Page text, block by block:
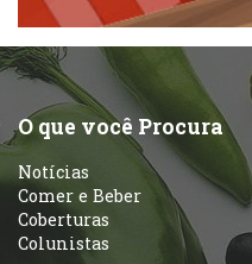
Peixes e
O que você Procura
Notícias
Comer e Beber
Coberturas
Colunistas